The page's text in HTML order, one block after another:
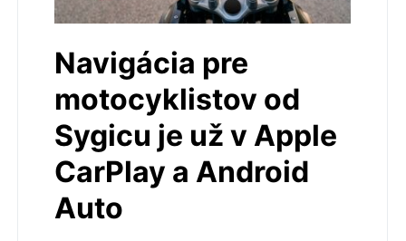
Navigácia pre
motocyklistov od
Sygicu je už v Apple
CarPlay a Android
Auto